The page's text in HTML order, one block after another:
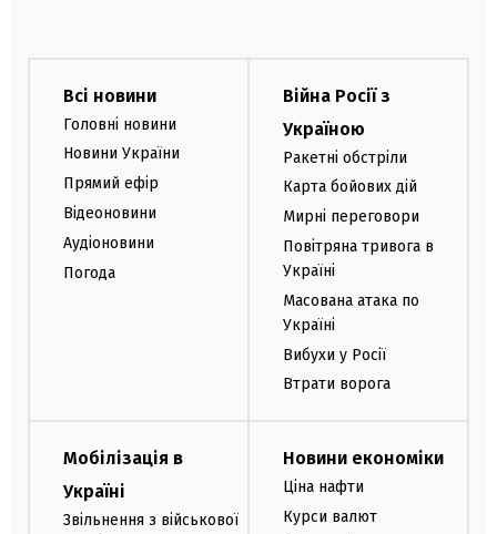
Всі новини
Головні новини
Новини України
Прямий ефір
Відеоновини
Аудіоновини
Погода
Війна Росії з
Україною
Ракетні обстріли
Карта бойових дій
Мирні переговори
Повітряна тривога в
Україні
Масована атака по
Україні
Вибухи у Росії
Втрати ворога
Мобілізація в
Україні
Звільнення з військової
Новини економіки
Ціна нафти
Курси валют